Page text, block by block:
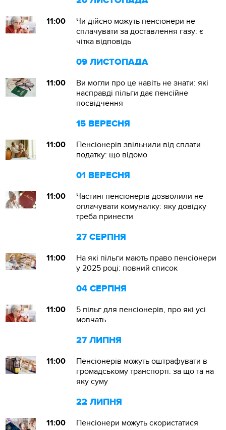
11:00
Чи дійсно можуть пенсіонери не
сплачувати за доставлення газу: є
чітка відповідь
09 ЛИСТОПАДА
11:00
Ви могли про це навіть не знати: які
насправді пільги дає пенсійне
посвідчення
15 ВЕРЕСНЯ
11:00
Пенсіонерів звільнили від сплати
податку: що відомо
01 ВЕРЕСНЯ
11:00
Частині пенсіонерів дозволили не
оплачувати комуналку: яку довідку
треба принести
27 СЕРПНЯ
11:00
На які пільги мають право пенсіонери
у 2025 році: повний список
04 СЕРПНЯ
11:00
5 пільг для пенсіонерів, про які усі
мовчать
27 ЛИПНЯ
11:00
Пенсіонерів можуть оштрафувати в
громадському транспорті: за що та на
яку суму
22 ЛИПНЯ
11:00
Пенсіонери можуть скористатися